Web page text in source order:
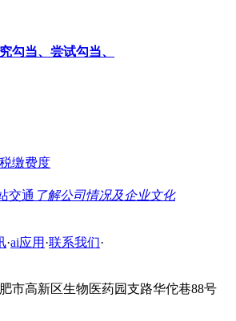
勾当、尝试勾当、
缴费度
交通 了解公司情况及企业文化
·ai应用 ·联系我们·
市高新区生物医药园支路华佗巷88号